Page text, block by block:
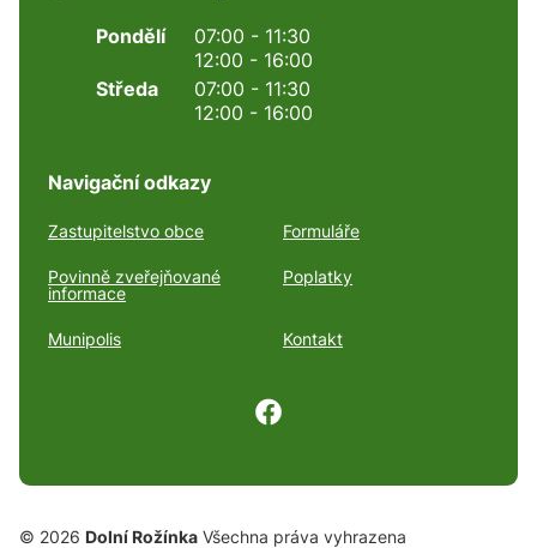
Pondělí
07:00 - 11:30
12:00 - 16:00
Středa
07:00 - 11:30
12:00 - 16:00
Navigační odkazy
Zastupitelstvo obce Formuláře
Povinně zveřejňované
informace
Poplatky
Munipolis Kontakt
© 2026 Dolní Rožínka Všechna práva vyhrazena